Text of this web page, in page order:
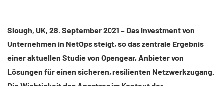
Slough, UK, 28. September 2021 – Das Investment von
Unternehmen in NetOps steigt, so das zentrale Ergebnis
einer aktuellen Studie von Opengear, Anbieter von
Lösungen für einen sicheren, resilienten Netzwerkzugang.